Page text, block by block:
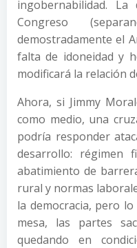
ingobernabilidad.
Congreso
demostradamente el
falta de idoneidad y
modificará la relación
Ahora, si Jimmy
como medio, una
podría responder
desarrollo: régimen
abatimiento de
rural y normas
la democracia, pero
mesa, las partes
quedando en